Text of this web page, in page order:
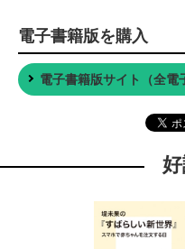
電子書籍版を購入
電子書籍版サイト（全電